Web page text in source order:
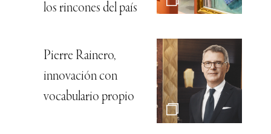
los rincones del país
Pierre Rainero,
innovación con
vocabulario propio